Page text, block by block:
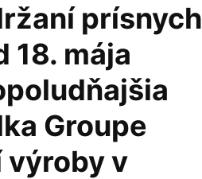
prísnych
18. mája
Groupe
výroby v